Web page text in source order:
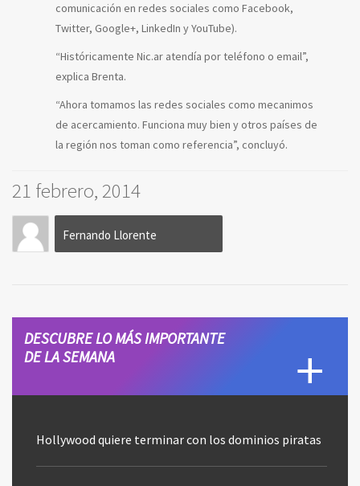
comunicación en redes sociales como Facebook,
Twitter, Google+, LinkedIn y YouTube).
“Históricamente Nic.ar atendía por teléfono o email”,
explica Brenta.
“Ahora tomamos las redes sociales como mecanimos
de acercamiento. Funciona muy bien y otros países de
la región nos toman como referencia”, concluyó.
21 febrero, 2014
Fernando Llorente
DESCUBRE LO MÁS IMPORTANTE
DE LA SEMANA
Hollywood quiere terminar con los dominios piratas